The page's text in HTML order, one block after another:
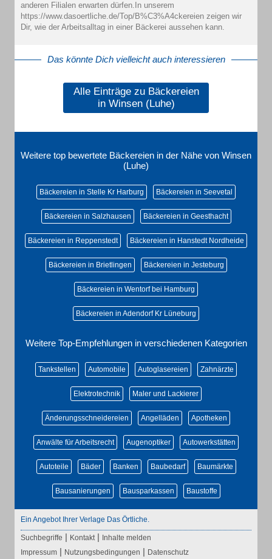
anderen Filialen erwarten dürfen.In unserem
https://www.dasoertliche.de/Top/B%C3%A4ckereien zeigen wir
Dir, wie der Arbeitsalltag in einer Bäckerei aussehen kann.
Das könnte Dich vielleicht auch interessieren
Alle Einträge zu Bäckereien
in Winsen (Luhe)
Weitere top bewertete Bäckereien in der Nähe von Winsen
(Luhe)
Bäckereien in Stelle Kr Harburg Bäckereien in Seevetal
Bäckereien in Salzhausen Bäckereien in Geesthacht
Bäckereien in Reppenstedt Bäckereien in Hanstedt Nordheide
Bäckereien in Brietlingen Bäckereien in Jesteburg
Bäckereien in Wentorf bei Hamburg
Bäckereien in Adendorf Kr Lüneburg
Weitere Top-Empfehlungen in verschiedenen Kategorien
Tankstellen Automobile Autoglasereien Zahnärzte
Elektrotechnik Maler und Lackierer
Änderungsschneidereien Angelläden Apotheken
Anwälte für Arbeitsrecht Augenoptiker Autowerkstätten
Autoteile Bäder Banken Baubedarf Baumärkte
Bausanierungen Bausparkassen Baustoffe
Ein Angebot Ihrer Verlage Das Örtliche.
Suchbegriffe | Kontakt | Inhalte melden
Impressum | Nutzungsbedingungen | Datenschutz